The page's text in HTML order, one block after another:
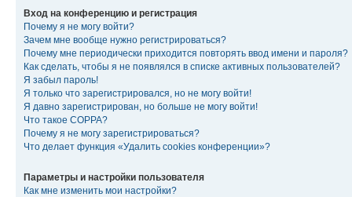
Вход на конференцию и регистрация
Почему я не могу войти?
Зачем мне вообще нужно регистрироваться?
Почему мне периодически приходится повторять ввод имени и пароля?
Как сделать, чтобы я не появлялся в списке активных пользователей?
Я забыл пароль!
Я только что зарегистрировался, но не могу войти!
Я давно зарегистрирован, но больше не могу войти!
Что такое COPPA?
Почему я не могу зарегистрироваться?
Что делает функция «Удалить cookies конференции»?
Параметры и настройки пользователя
Как мне изменить мои настройки?